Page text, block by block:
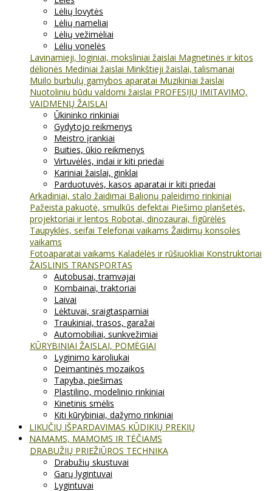
Lėlių lovytės
Lėlių nameliai
Lėlių vežimėliai
Lėlių vonelės
Lavinamieji, loginiai, moksliniai žaislai Magnetinės ir kitos
dėlionės Mediniai žaislai Minkštieji žaislai, talismanai
Muilo burbulų gamybos aparatai Muzikiniai žaislai
Nuotoliniu būdu valdomi žaislai PROFESIJŲ IMITAVIMO,
VAIDMENŲ ŽAISLAI
Ūkininko rinkiniai
Gydytojo reikmenys
Meistro įrankiai
Buities, ūkio reikmenys
Virtuvėlės, indai ir kiti priedai
Kariniai žaislai, ginklai
Parduotuvės, kasos aparatai ir kiti priedai
Arkadiniai, stalo žaidimai Balionų paleidimo rinkiniai
Pažeista pakuotė, smulkūs defektai Piešimo planšetės,
projektoriai ir lentos Robotai, dinozaurai, figūrėlės
Taupyklės, seifai Telefonai vaikams Žaidimų konsolės
vaikams
Fotoaparatai vaikams Kaladėlės ir rūšiuokliai Konstruktoriai
ŽAISLINIS TRANSPORTAS
Autobusai, tramvajai
Kombainai, traktoriai
Laivai
Lėktuvai, sraigtasparniai
Traukiniai, trasos, garažai
Automobiliai, sunkvežimiai
KŪRYBINIAI ŽAISLAI, POMĖGIAI
Lyginimo karoliukai
Deimantinės mozaikos
Tapyba, piešimas
Plastilino, modelinio rinkiniai
Kinetinis smėlis
Kiti kūrybiniai, dažymo rinkiniai
LIKUČIŲ IŠPARDAVIMAS KŪDIKIŲ PREKIŲ
NAMAMS, MAMOMS IR TĖČIAMS
DRABUŽIŲ PRIEŽIŪROS TECHNIKA
Drabužių skustuvai
Garų lygintuvai
Lygintuvai